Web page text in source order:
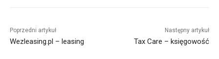
Poprzedni artykuł
Wezleasing.pl – leasing
Następny artykuł
Tax Care – księgowość